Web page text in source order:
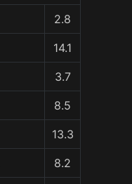
2.8
14.1
3.7
8.5
13.3
8.2